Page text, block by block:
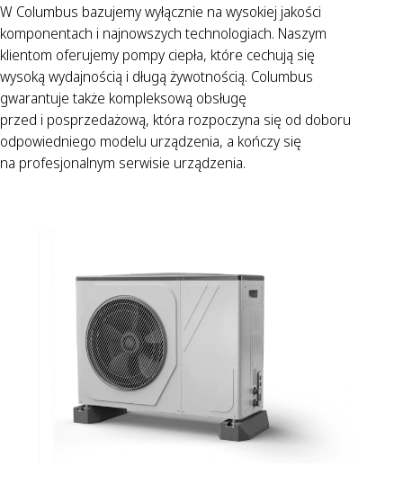
W Columbus bazujemy wyłącznie na wysokiej jakości
komponentach i najnowszych technologiach. Naszym
klientom oferujemy pompy ciepła, które cechują się
wysoką wydajnością i długą żywotnością. Columbus
gwarantuje także kompleksową obsługę
przed i posprzedażową, która rozpoczyna się od doboru
odpowiedniego modelu urządzenia, a kończy się
na profesjonalnym serwisie urządzenia.